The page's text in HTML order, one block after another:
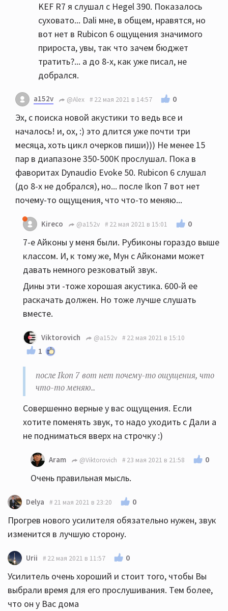
KEF R7 я слушал с Hegel 390. Показалось
суховато... Dali мне, в общем, нравятся, но
вот нет в Rubicon 6 ощущения значимого
прироста, увы, так что зачем бюджет
тратить?... а до 8-х, как уже писал, не
добрался.
a152v @Alex 22 мая 2021 в 14:57 0
Эх, с поиска новой акустики то ведь все и
началось! и, ох, :) это длится уже почти три
месяца, хоть цикл очерков пиши))) Не менее 15
пар в диапазоне 350-500К прослушал. Пока в
фаворитах Dynaudio Evoke 50. Rubicon 6 слушал
(до 8-х не добрался), но... после Ikon 7 вот нет
почему-то ощущения, что что-то меняю...
Kireco @a152v 22 мая 2021 в 15:01 0
7-е Айконы у меня были. Рубиконы гораздо выше
классом. И, к тому же, Мун с Айконами может
давать немного резковатый звук.
Дины эти -тоже хорошая акустика. 600-й ее
раскачать должен. Но тоже лучше слушать
вместе.
Viktorovich @a152v 22 мая 2021 в 15:10
1
после Ikon 7 вот нет почему-то ощущения, что
что-то меняю..
Совершенно верные у вас ощущения. Если
хотите поменять звук, то надо уходить с Дали а
не подниматься вверх на строчку :)
Aram @Viktorovich 23 мая 2021 в 21:58 0
Очень правильная мысль.
Delya 21 мая 2021 в 23:20 0
Прогрев нового усилителя обязательно нужен, звук
изменится в лучшую сторону.
Urii 22 мая 2021 в 11:57 0
Усилитель очень хороший и стоит того, чтобы Вы
выбрали время для его прослушивания. Тем более,
что он у Вас дома